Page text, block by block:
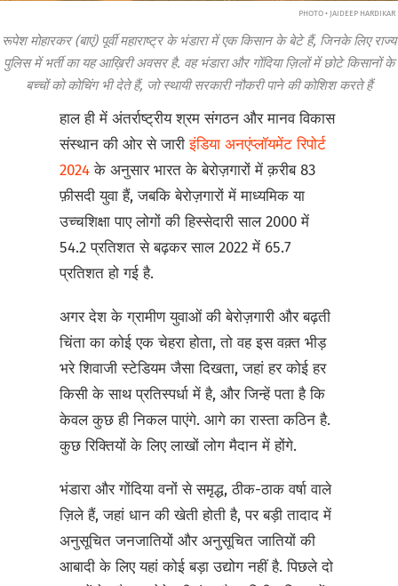
PHOTO • JAIDEEP HARDIKAR
रूपेश मोहारकर (बाएं) पूर्वी महाराष्ट्र के भंडारा में एक किसान के बेटे हैं, जिनके लिए राज्य
पुलिस में भर्ती का यह आख़िरी अवसर है. वह भंडारा और गोंदिया ज़िलों में छोटे किसानों के
बच्चों को कोचिंग भी देते हैं, जो स्थायी सरकारी नौकरी पाने की कोशिश करते हैं
हाल ही में अंतर्राष्ट्रीय श्रम संगठन और मानव विकास
संस्थान की ओर से जारीइंडिया अनएंप्लॉयमेंट रिपोर्ट
2024के अनुसार भारत के बेरोज़गारों में क़रीब 83
फ़ीसदी युवा हैं, जबकि बेरोज़गारों में माध्यमिक या
उच्चशिक्षा पाए लोगों की हिस्सेदारी साल 2000 में
54.2 प्रतिशत से बढ़कर साल 2022 में 65.7
प्रतिशत हो गई है.
अगर देश के ग्रामीण युवाओं की बेरोज़गारी और बढ़ती
चिंता का कोई एक चेहरा होता, तो वह इस वक़्त भीड़
भरे शिवाजी स्टेडियम जैसा दिखता, जहां हर कोई हर
किसी के साथ प्रतिस्पर्धा में है, और जिन्हें पता है कि
केवल कुछ ही निकल पाएंगे. आगे का रास्ता कठिन है.
कुछ रिक्तियों के लिए लाखों लोग मैदान में होंगे.
भंडारा और गोंदिया वनों से समृद्ध, ठीक-ठाक वर्षा वाले
ज़िले हैं, जहां धान की खेती होती है, पर बड़ी तादाद में
अनुसूचित जनजातियों और अनुसूचित जातियों की
आबादी के लिए यहां कोई बड़ा उद्योग नहीं है. पिछले दो